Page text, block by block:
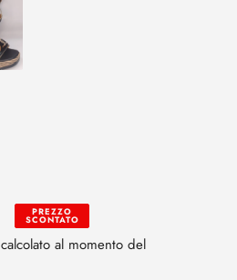
PREZZO
SCONTATO
calcolato al momento del